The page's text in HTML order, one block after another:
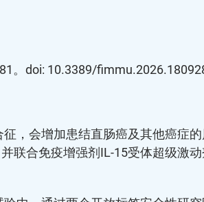
。doi: 10.3389/
，会增加患结直肠癌及其他癌症
联合免疫增强剂IL-15受体超级激